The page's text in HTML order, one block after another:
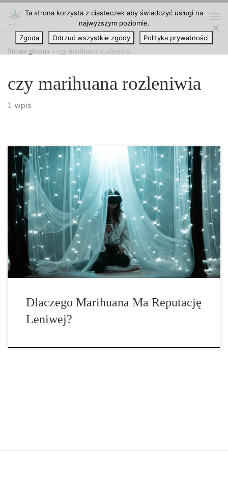
Przejdź do treści
Strona główna » czy marihuana rozleniwia
czy marihuana rozleniwia
1 wpis
Marihuana historycznie ma reputację czyniącą ludzi leniwymi, a
jej użytkownicy są zazwyczaj postrzegani jako obiboki. Chociaż ta
reputacja może nie być całkowicie trafna, niektóre skutki uboczne
mogą sprawić, że ludzie poczują się ospali lub pozbawieni
motywacji. Związek między marihuaną a lenistwem Lenistwo
często charakteryzuje się brakiem podejmowania indywidualnego
wysiłku. Jeśli […]
Dlaczego Marihuana Ma Reputację
Leniwej?
Ta strona korzysta z ciasteczek aby świadczyć usługi na
najwyższym poziomie.
Zgoda
Odrzuć wszystkie zgody Polityka prywatności